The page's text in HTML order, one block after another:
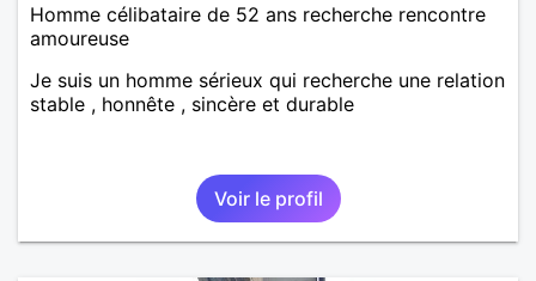
Homme célibataire de 52 ans recherche rencontre
amoureuse
Je suis un homme sérieux qui recherche une relation
stable , honnête , sincère et durable
Voir le profil